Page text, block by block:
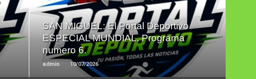
SAN MIGUEL: El Portal Deportivo
ESPECIAL MUNDIAL. Programa
numero 6.
admin 10/07/2026
LEER
MAS